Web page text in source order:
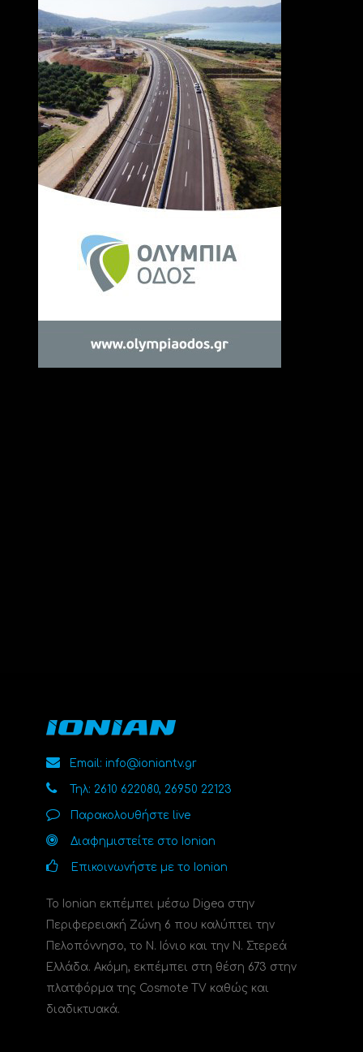
Email: info@ioniantv.gr
Τηλ: 2610 622080, 26950 22123
Παρακολουθήστε live
Διαφημιστείτε στο Ionian
Επικοινωνήστε με το Ionian
Το Ionian εκπέμπει μέσω Digea στην
Περιφερειακή Ζώνη 6 που καλύπτει την
Πελοπόννησο, το N. Ιόνιο και την Ν. Στερεά
Ελλάδα. Ακόμη, εκπέμπει στη θέση 673 στην
πλατφόρμα της Cosmote TV καθώς και
διαδικτυακά.